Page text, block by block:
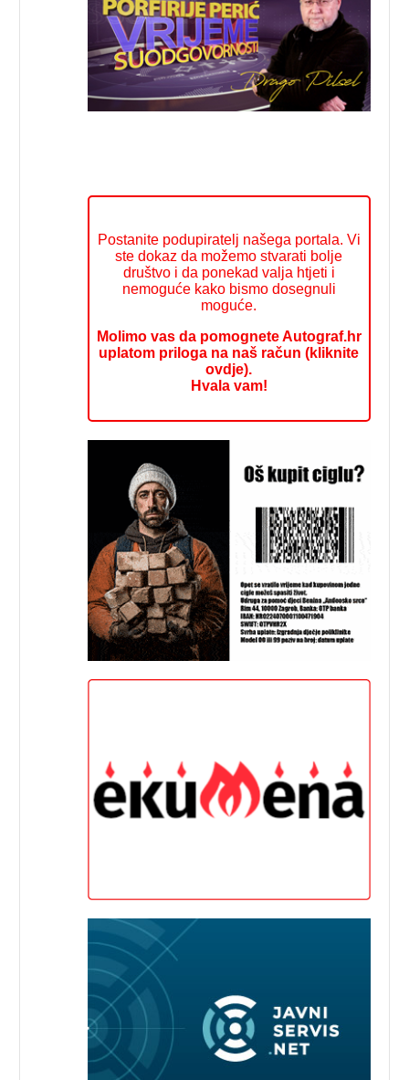
Postanite podupiratelj našega portala. Vi
ste dokaz da možemo stvarati bolje
društvo i da ponekad valja htjeti i
nemoguće kako bismo dosegnuli
moguće.
Molimo vas da pomognete Autograf.hr
uplatom priloga na naš račun (kliknite
ovdje).
Hvala vam!